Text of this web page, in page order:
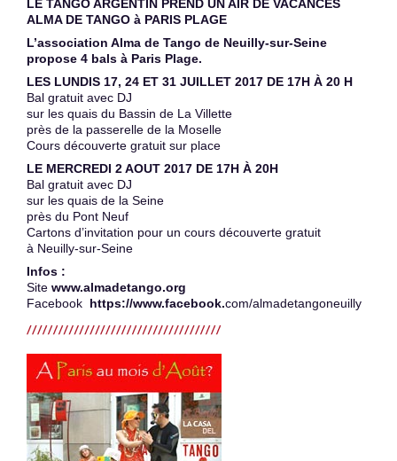
LE TANGO ARGENTIN PREND UN AIR DE VACANCES
ALMA DE TANGO à PARIS PLAGE
L’association Alma de Tango de Neuilly-sur-Seine
propose 4 bals à Paris Plage.
LES LUNDIS 17, 24 ET 31 JUILLET 2017 DE 17H À 20 H
Bal gratuit avec DJ
sur les quais du Bassin de La Villette
près de la passerelle de la Moselle
Cours découverte gratuit sur place
LE MERCREDI 2 AOUT 2017 DE 17H À 20H
Bal gratuit avec DJ
sur les quais de la Seine
près du Pont Neuf
Cartons d’invitation pour un cours découverte gratuit
à Neuilly-sur-Seine
Infos :
Site www.almadetango.org
Facebook https://www.facebook.com/almadetangoneuilly